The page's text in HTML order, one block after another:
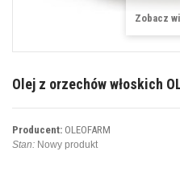
Zobacz
Olej z orzechów włoskich
Producent: OLEOFARM
Stan: Nowy produkt